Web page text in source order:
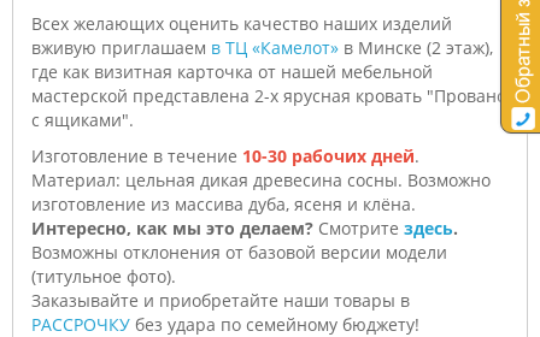
Всех желающих оценить качество наших изделий
вживую приглашаем в ТЦ «Камелот» в Минске (2 этаж),
где как визитная карточка от нашей мебельной
мастерской представлена 2-х ярусная кровать "Прованс
с ящиками".
Изготовление в течение 10-30 рабочих дней.
Материал: цельная дикая древесина сосны. Возможно
изготовление из массива дуба, ясеня и клёна.
Интересно, как мы это делаем? Смотрите здесь.
Возможны отклонения от базовой версии модели
(титульное фото).
Заказывайте и приобретайте наши товары в
РАССРОЧКУ без удара по семейному бюджету!